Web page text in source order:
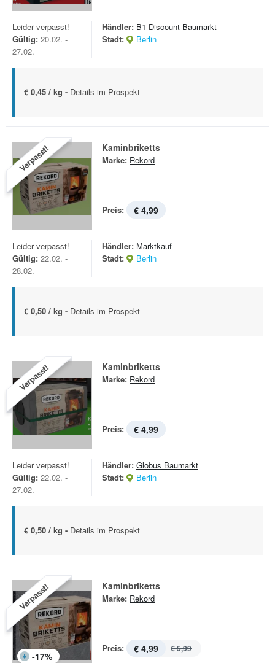
Leider verpasst!
Gültig: 20.02. -
27.02.
Händler: B1 Discount Baumarkt
Stadt:
Berlin
€ 0,45 / kg - Details im Prospekt
Verpasst! Kaminbriketts
Marke: Rekord
Preis: € 4,99
Leider verpasst!
Gültig: 22.02. -
28.02.
Händler: Marktkauf
Stadt:
Berlin
€ 0,50 / kg - Details im Prospekt
Verpasst! Kaminbriketts
Marke: Rekord
Preis: € 4,99
Leider verpasst!
Gültig: 22.02. -
27.02.
Händler: Globus Baumarkt
Stadt:
Berlin
€ 0,50 / kg - Details im Prospekt
Verpasst!
-17%
Kaminbriketts
Marke: Rekord
Preis: € 4,99 € 5,99